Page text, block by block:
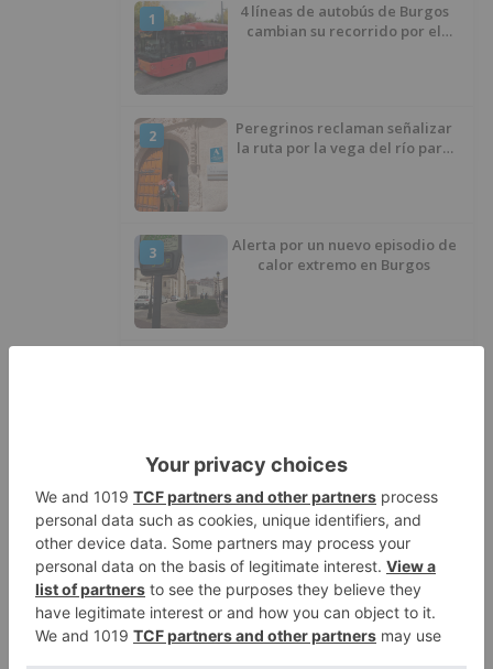
1
4 líneas de autobús de Burgos
cambian su recorrido por el
2
Peregrinos reclaman señalizar
la ruta por la vega del río para
3
Alerta por un nuevo episodio de
calor extremo en Burgos
5
Desmantelan una red dedicada
a comercializar carne no apta
para el consumo en Burgos
LO ÚLTIMO